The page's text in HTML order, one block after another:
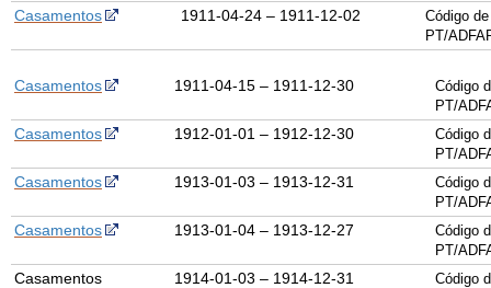
Casamentos 1911-04-24 – 1911-12-02
Código
PT/
Casamentos 1911-04-15 – 1911-12-30
Código
PT/
Casamentos 1912-01-01 – 1912-12-30
Código
PT/
Casamentos 1913-01-03 – 1913-12-31
Código
PT/
Casamentos 1913-01-04 – 1913-12-27
Código
PT/
Casamentos 1914-01-03 – 1914-12-31
Código